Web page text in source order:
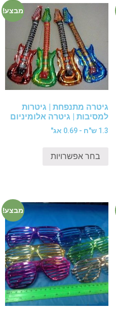
מבצע!
גיטרה מתנפחת | גיטרות
למסיבות | גיטרה אלומיניום
1.3 ש"ח - 0.69 אג"
בחר אפשרויות
מבצע!